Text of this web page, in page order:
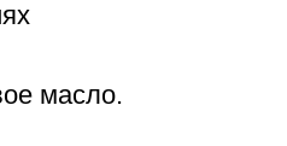
масло.